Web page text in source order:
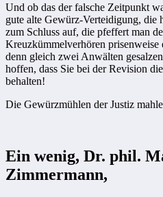
Und ob das der falsche Zeitpunkt
gute alte Gewürz-Verteidigung, die
zum Schluss auf, die pfeffert man
Kreuzkümmelverhören prisenweise
denn gleich zwei Anwälten
hoffen, dass Sie bei der Revision
behalten!
Die Gewürzmühlen der Justiz
Ein wenig, Dr. phil.
Zimmermann,